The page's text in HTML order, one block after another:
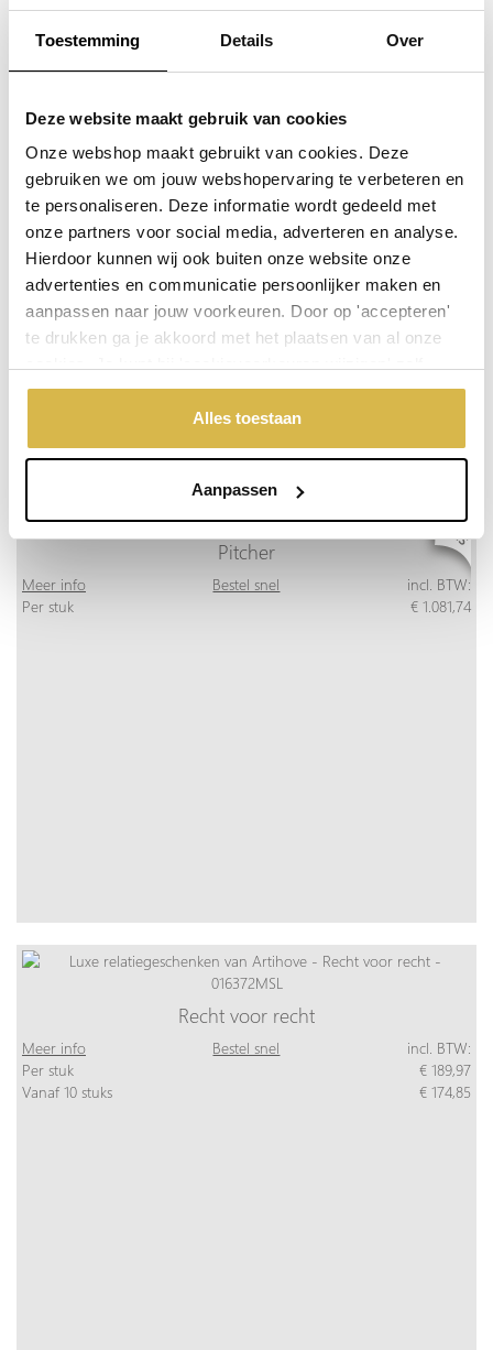
Toestemming Details Over
Deze website maakt gebruik van cookies
Onze webshop maakt gebruikt van cookies. Deze
gebruiken we om jouw webshopervaring te verbeteren en
te personaliseren. Deze informatie wordt gedeeld met
onze partners voor social media, adverteren en analyse.
Hierdoor kunnen wij ook buiten onze website onze
advertenties en communicatie persoonlijker maken en
aanpassen naar jouw voorkeuren. Door op 'accepteren'
te drukken ga je akkoord met het plaatsen van al onze
aangeven welke cookies jouw akkoord krijgen. En door te
'weigeren' worden alleen de functionele cookies
geplaatst. Bekijk onze cookieverklaring voor meer
Alles toestaan
Aanpassen
Golfspeler
Per stuk
Pitcher
Meer info Bestel snel
incl. BTW:
Per stuk
€ 1.081,74
Recht voor recht
Meer info Bestel snel
incl. BTW:
Per stuk
€ 189,97
Vanaf 10 stuks
€ 174,85